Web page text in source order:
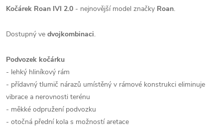
Kočárek Roan IVI 2.0 - nejnovější model značky Roan.
Dostupný ve dvojkombinaci.
Podvozek kočárku
- lehký hliníkový rám
- přídavný tlumič nárazů umístěný v rámové konstrukci eliminuje
vibrace a nerovnosti terénu
- měkké odpružení podvozku
- otočná přední kola s možností aretace